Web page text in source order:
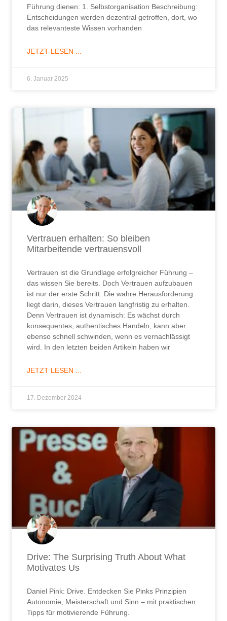
Führung dienen: 1. Selbstorganisation Beschreibung:
Entscheidungen werden dezentral getroffen, dort, wo
das relevanteste Wissen vorhanden
JETZT LESEN ...
6. Januar 2025
Vertrauen erhalten: So bleiben
Mitarbeitende vertrauensvoll
Vertrauen ist die Grundlage erfolgreicher Führung –
das wissen Sie bereits. Doch Vertrauen aufzubauen
ist nur der erste Schritt. Die wahre Herausforderung
liegt darin, dieses Vertrauen langfristig zu erhalten.
Denn Vertrauen ist dynamisch: Es wächst durch
konsequentes, authentisches Handeln, kann aber
ebenso schnell schwinden, wenn es vernachlässigt
wird. In den letzten beiden Artikeln haben wir
JETZT LESEN ...
17. Dezember 2024
Drive: The Surprising Truth About What
Motivates Us
Daniel Pink: Drive. Entdecken Sie Pinks Prinzipien
Autonomie, Meisterschaft und Sinn – mit praktischen
Tipps für motivierende Führung.